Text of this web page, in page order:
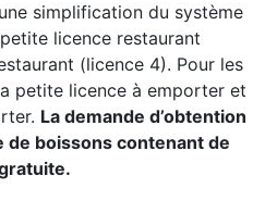
simplification du système
licence restaurant
(licence 4). Pour les
petite licence à emporter et
La demande d’obtention
de boissons contenant de